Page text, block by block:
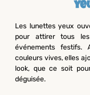
Les lunettes yeux
pour attirer tous
événements festifs.
couleurs vives, elles
look, que ce soit
déguisée.